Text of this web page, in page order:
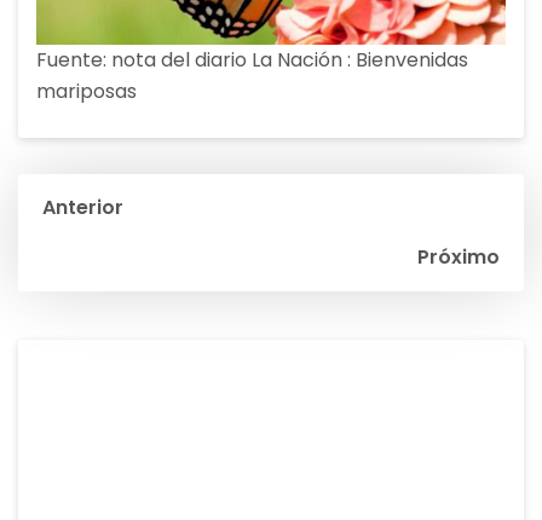
Fuente: nota del diario La Nación : Bienvenidas
mariposas
Navegación
Anterior
Próximo